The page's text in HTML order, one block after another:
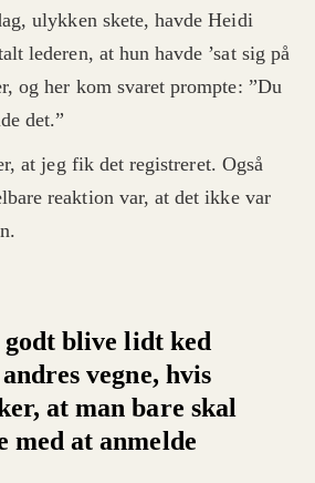
ulykken skete, havde Heidi
lederen, at hun havde ’sat sig på
og her kom svaret prompte: ”Du
det.”
at jeg fik det registreret. Også
reaktion var, at det ikke var
godt blive lidt ked
vegne, hvis
at man bare skal
med at anmelde